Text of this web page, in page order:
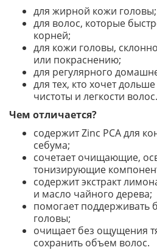
для жирной кожи головы;
для волос, которые
корней;
для кожи головы,
или покраснению;
для регулярного
для тех, кто хочет
чистоты и легкости волос.
Чем отличается?
содержит Zinc PCA для
себума;
сочетает очищающие,
тонизирующие
содержит экстракт
и масло чайного дерева;
помогает поддерживать
головы;
очищает без ощущения
сохранить объем волос.